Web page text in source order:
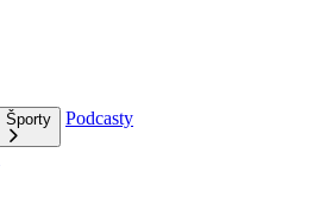
Športy
Podcasty